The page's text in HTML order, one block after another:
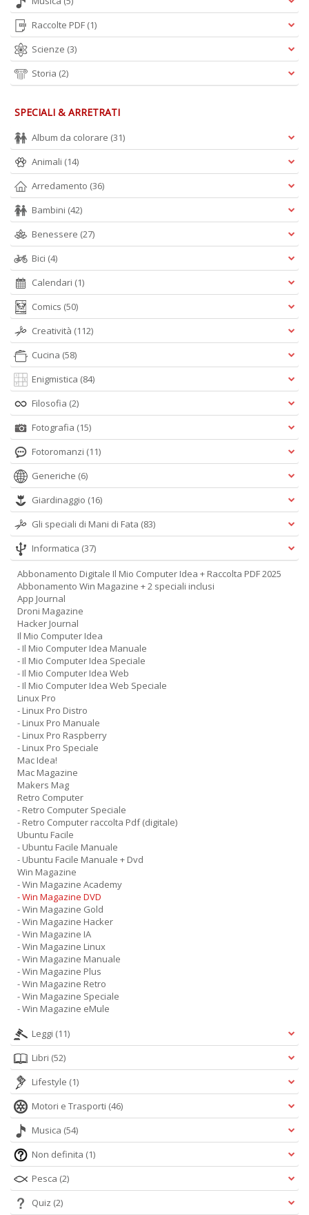
Raccolte PDF (1)
Scienze (3)
Storia (2)
SPECIALI & ARRETRATI
Album da colorare (31)
Animali (14)
Arredamento (36)
Bambini (42)
Benessere (27)
Bici (4)
Calendari (1)
Comics (50)
Creatività (112)
Cucina (58)
Enigmistica (84)
Filosofia (2)
Fotografia (15)
Fotoromanzi (11)
Generiche (6)
Giardinaggio (16)
Gli speciali di Mani di Fata (83)
Informatica (37)
Abbonamento Digitale Il Mio Computer Idea + Raccolta PDF 2025
Abbonamento Win Magazine + 2 speciali inclusi
App Journal
Droni Magazine
Hacker Journal
Il Mio Computer Idea
- Il Mio Computer Idea Manuale
- Il Mio Computer Idea Speciale
- Il Mio Computer Idea Web
- Il Mio Computer Idea Web Speciale
Linux Pro
- Linux Pro Distro
- Linux Pro Manuale
- Linux Pro Raspberry
- Linux Pro Speciale
Mac Idea!
Mac Magazine
Makers Mag
Retro Computer
- Retro Computer Speciale
- Retro Computer raccolta Pdf (digitale)
Ubuntu Facile
- Ubuntu Facile Manuale
- Ubuntu Facile Manuale + Dvd
Win Magazine
- Win Magazine Academy
- Win Magazine DVD
- Win Magazine Gold
- Win Magazine Hacker
- Win Magazine IA
- Win Magazine Linux
- Win Magazine Manuale
- Win Magazine Plus
- Win Magazine Retro
- Win Magazine Speciale
- Win Magazine eMule
Leggi (11)
Libri (52)
Lifestyle (1)
Motori e Trasporti (46)
Musica (54)
Non definita (1)
Pesca (2)
Quiz (2)